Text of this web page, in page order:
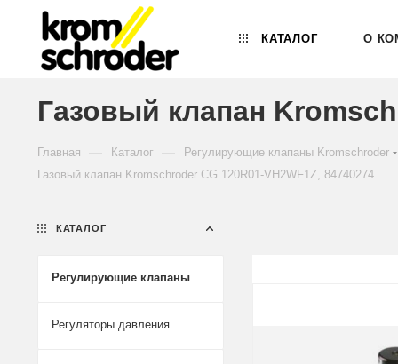
КАТАЛОГ О
Газовый клапан
Главная Каталог Регулирующие клапаны Kromschroder
Газовый клапан Kromschroder CG 120R01-VH2WF1Z, 84740274
КАТАЛОГ
Регулирующие клапаны
Регуляторы давления